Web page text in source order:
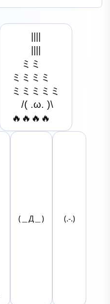
ミミ
ミミミミ
ミミミミミ
/( .ω. )\
🔥🔥🔥🔥
(＿Д＿) (.-.)